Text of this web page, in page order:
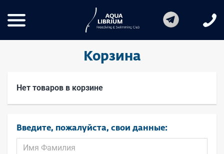
Корзина
Нет товаров в корзине
Введите, пожалуйста, свои данные: